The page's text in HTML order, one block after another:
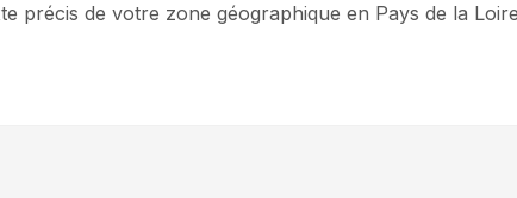
précis de votre zone géographique en Pays de la